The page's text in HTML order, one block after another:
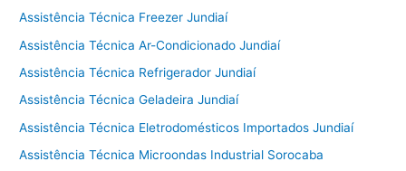
Assistência Técnica Freezer Jundiaí
Assistência Técnica Ar-Condicionado Jundiaí
Assistência Técnica Refrigerador Jundiaí
Assistência Técnica Geladeira Jundiaí
Assistência Técnica Eletrodomésticos Importados Jundiaí
Assistência Técnica Microondas Industrial Sorocaba